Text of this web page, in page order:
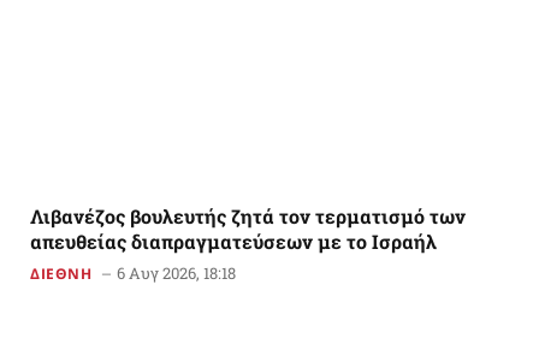
Λιβανέζος βουλευτής ζητά τον τερματισμό των
απευθείας διαπραγματεύσεων με το Ισραήλ
ΔΙΕΘΝΗ 6 Αυγ 2026, 18:18